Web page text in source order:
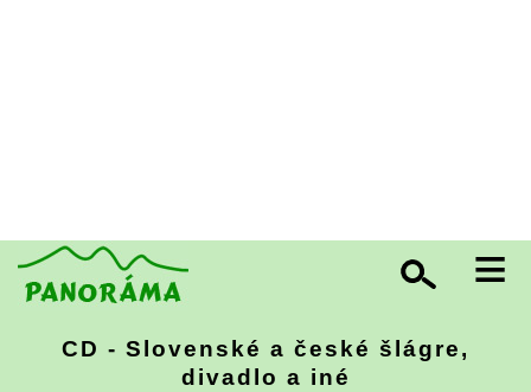
≡
CD - Slovenské a české šlágre,
divadlo a iné